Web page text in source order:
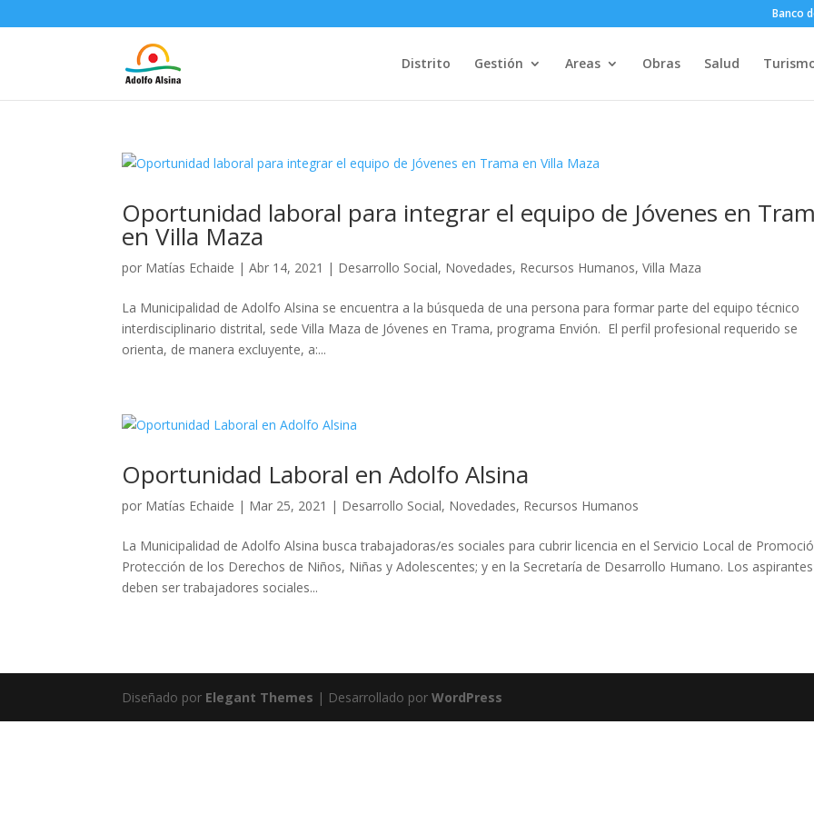
Banco
Distrito Gestión Areas Obras Salud
Oportunidad laboral para integrar el equipo de Jóvenes en
en Villa Maza
por Matías Echaide |Abr 14, 2021 | Desarrollo Social, Novedades, Recursos Humanos,Villa Maza
La Municipalidad de Adolfo Alsina se encuentra a la búsqueda de una persona para formar parte del equipo técnico
interdisciplinario distrital, sede Villa Maza de Jóvenes en Trama, programa Envión. El perfil profesional requerido se
orienta, de manera excluyente, a:...
Oportunidad Laboral en Adolfo Alsina
por Matías Echaide | Mar 25, 2021 | Desarrollo Social, Novedades, Recursos Humanos
La Municipalidad de Adolfo Alsina busca trabajadoras/es sociales para cubrir licencia en el Servicio Local de
Protección de los Derechos de Niños, Niñas y Adolescentes; y en la Secretaría de Desarrollo Humano. Los aspirantes
deben ser trabajadores sociales...
Diseñado por Elegant Themes | Desarrollado porWordPress